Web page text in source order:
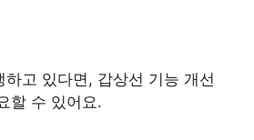
하고 있다면, 갑상선 기능 개선
할 수 있어요.